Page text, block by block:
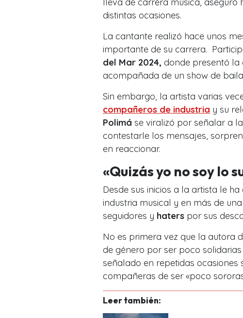
distintas ocasiones.
La cantante realizó hace unos
importante de su carrera.
del Mar 2024, donde presentó la
acompañada de un show de
Sin embargo, la artista varias
compañeros de industria y su
Polimá se viralizó por señalar a
contestarle los mensajes,
en reaccionar.
«Quizás yo no soy lo
Desde sus inicios a la artista le
industria musical y en más de
seguidores y haters por sus
No es primera vez que la autora
de género por ser poco
señalado en repetidas ocasiones
compañeras de ser «poco
Leer también: